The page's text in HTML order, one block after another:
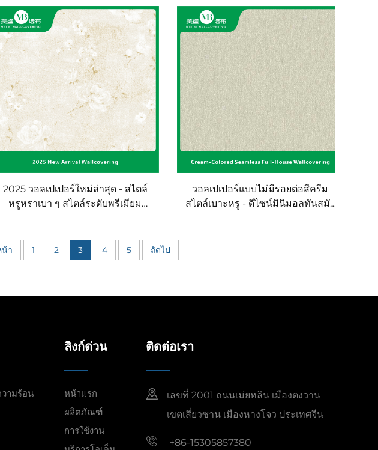
ศิลปะบนผนังขนาดใหญ่ระดับไฮเอนด์
ภาพจิตรกรรมทิวทัศน์แบบผืนผ้าใบไร้
รอยต่อสำหรับผนังด้านหลังโซฟาใน
สำนักงาน
2025 วอลเปเปอร์ใหม่ล่าสุด - สไตล์
หรูหราเบา ๆ สไตล์ระดับพรีเมียม
โดยตรง
วอลเปเปอร์แบบไม่มีรอยต่อสีครีม
สไตล์เบาะหรู - ดีไซน์มินิมอลทันสมัย
า 1 2 3 4 5 ถัดไป
ามร้อน
ลิงก์ด่วน
หน้าแรก
ผลิตภัณฑ์
การใช้งาน
ติดต่อเรา
เลขที่ 2001 ถนนเม่ยหลิน เมืองตงวาน
เขตเสี่ยวซาน เมืองหางโจว ประเทศจีน
+86-15305857380